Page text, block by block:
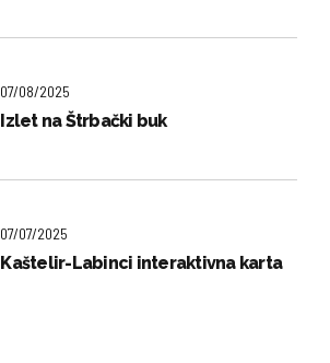
07/08/2025
Izlet na Štrbački buk
07/07/2025
Kaštelir-Labinci interaktivna karta